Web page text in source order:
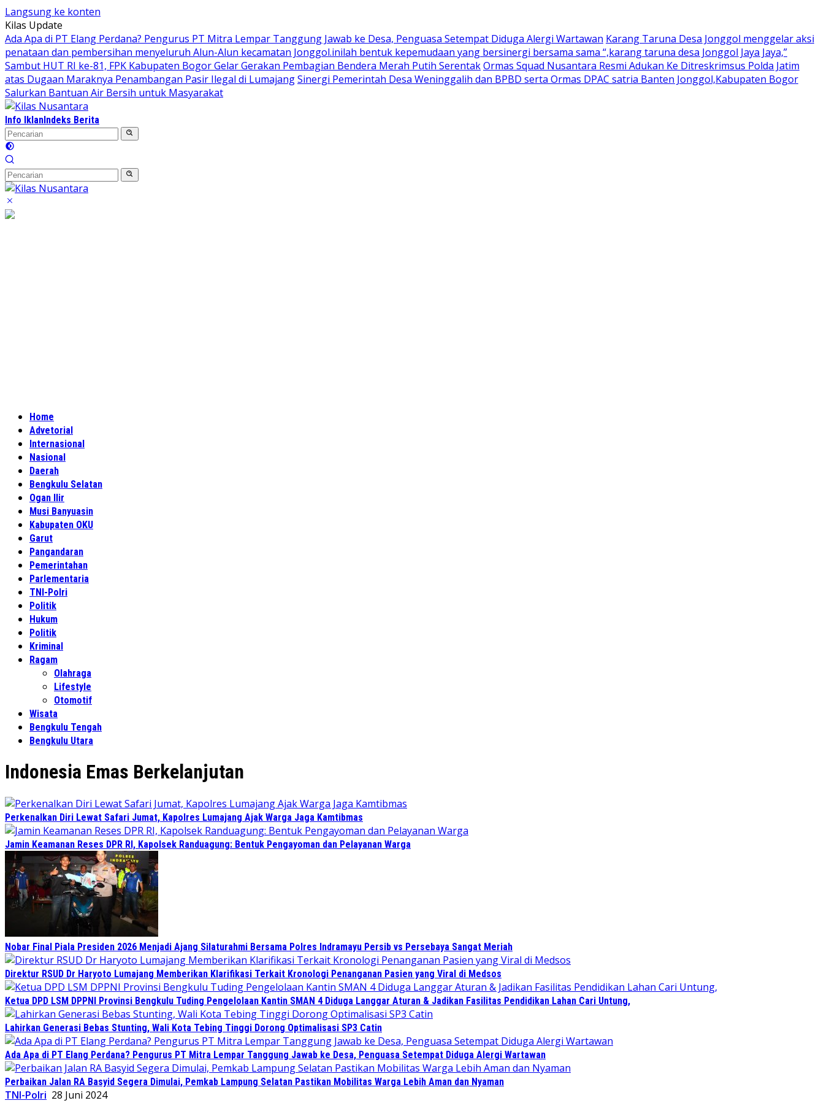
Langsung ke konten
Kilas Update
Ada Apa di PT Elang Perdana? Pengurus PT Mitra Lempar Tanggung Jawab ke Desa, Penguasa Setempat Diduga Alergi Wartawan Karang Taruna Desa Jonggol menggelar aksi
penataan dan pembersihan menyeluruh Alun-Alun kecamatan Jonggol.inilah bentuk kepemudaan yang bersinergi bersama sama “,karang taruna desa Jonggol Jaya Jaya,”
Sambut HUT RI ke-81, FPK Kabupaten Bogor Gelar Gerakan Pembagian Bendera Merah Putih SerentakOrmas Squad Nusantara Resmi Adukan Ke Ditreskrimsus Polda Jatim
atas Dugaan Maraknya Penambangan Pasir Ilegal di LumajangSinergi Pemerintah Desa Weninggalih dan BPBD serta Ormas DPAC satria Banten Jonggol,Kabupaten Bogor
Salurkan Bantuan Air Bersih untuk Masyarakat
Info IklanIndeks Berita
Home
Advetorial
Internasional
Nasional
Daerah
Bengkulu Selatan
Ogan Ilir
Musi Banyuasin
Kabupaten OKU
Garut
Pangandaran
Pemerintahan
Parlementaria
TNI-Polri
Politik
Hukum
Politik
Kriminal
Ragam
Olahraga
Lifestyle
Otomotif
Wisata
Bengkulu Tengah
Bengkulu Utara
Indonesia Emas Berkelanjutan
Perkenalkan Diri Lewat Safari Jumat, Kapolres Lumajang Ajak Warga Jaga Kamtibmas
Jamin Keamanan Reses DPR RI, Kapolsek Randuagung: Bentuk Pengayoman dan Pelayanan Warga
Nobar Final Piala Presiden 2026 Menjadi Ajang Silaturahmi Bersama Polres Indramayu Persib vs Persebaya Sangat Meriah
Direktur RSUD Dr Haryoto Lumajang Memberikan Klarifikasi Terkait Kronologi Penanganan Pasien yang Viral di Medsos
Ketua DPD LSM DPPNI Provinsi Bengkulu Tuding Pengelolaan Kantin SMAN 4 Diduga Langgar Aturan & Jadikan Fasilitas Pendidikan Lahan Cari Untung,
Lahirkan Generasi Bebas Stunting, Wali Kota Tebing Tinggi Dorong Optimalisasi SP3 Catin
Ada Apa di PT Elang Perdana? Pengurus PT Mitra Lempar Tanggung Jawab ke Desa, Penguasa Setempat Diduga Alergi Wartawan
Perbaikan Jalan RA Basyid Segera Dimulai, Pemkab Lampung Selatan Pastikan Mobilitas Warga Lebih Aman dan Nyaman
TNI-Polri 28 Juni 2024